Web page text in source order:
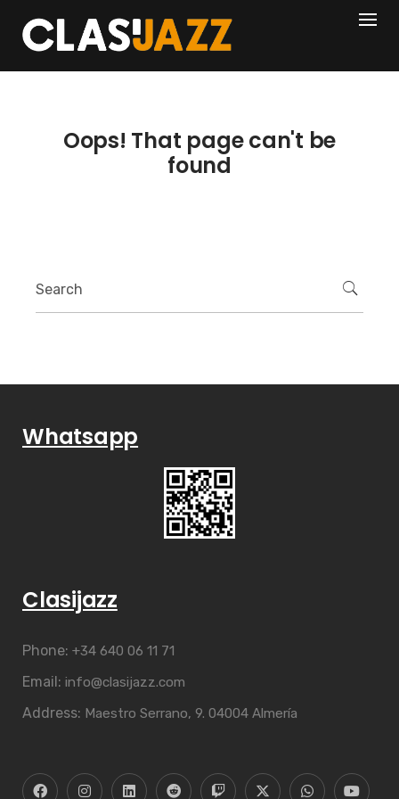
content
404
Oops! That page can't be
found
Whatsapp
Clasijazz
Phone: +34 640 06 11 71
Email: info@clasijazz.com
Address: Maestro Serrano, 9. 04004 Almería